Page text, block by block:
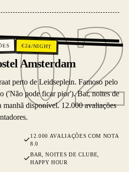
02
02
€24/NIGHT
Amsterdam
perto de Leidseplein. Famoso pelo
('Não pode ficar pior'). Bar, noites de
manhã disponível. 12.000 avaliações
12.000 AVALIAÇÕES COM NOTA
8.0
BAR, NOITES DE CLUBE,
HAPPY HOUR